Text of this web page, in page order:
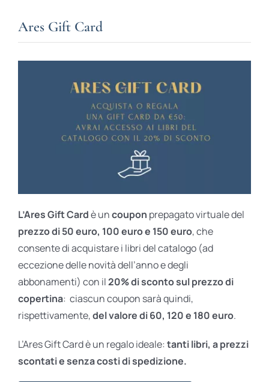
Ares Gift Card
L’Ares Gift Cardè uncoupon prepagato virtuale del
prezzo di 50 euro, 100 euro e 150 euro, che
consente di acquistare i libri del catalogo (ad
eccezione delle novità dell’anno e degli
abbonamenti) con il20% di sconto sul prezzo di
copertina: ciascun coupon sarà quindi,
rispettivamente,del valore di 60, 120 e 180 euro.
L’Ares Gift Card è un regalo ideale: tanti libri, a prezzi
scontati esenza costi di spedizione.